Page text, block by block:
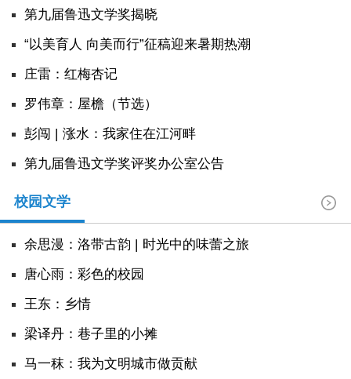
第九届鲁迅文学奖揭晓
“以美育人 向美而行”征稿迎来暑期热潮
庄雷：红梅杏记
罗伟章：屋檐（节选）
彭闯 | 涨水：我家住在江河畔
第九届鲁迅文学奖评奖办公室公告
校园文学
余思漫：洛带古韵 | 时光中的味蕾之旅
唐心雨：彩色的校园
王东：乡情
​梁译丹：巷子里的小摊
马一秣：我为文明城市做贡献